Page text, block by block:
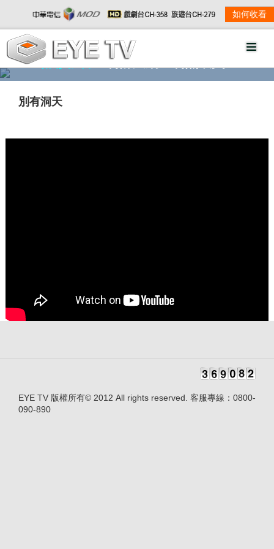
如何收看
精彩影音 劇情大綱
別有洞天
EYE TV 版權所有© 2012 All rights reserved. 客服專線：0800-
090-890